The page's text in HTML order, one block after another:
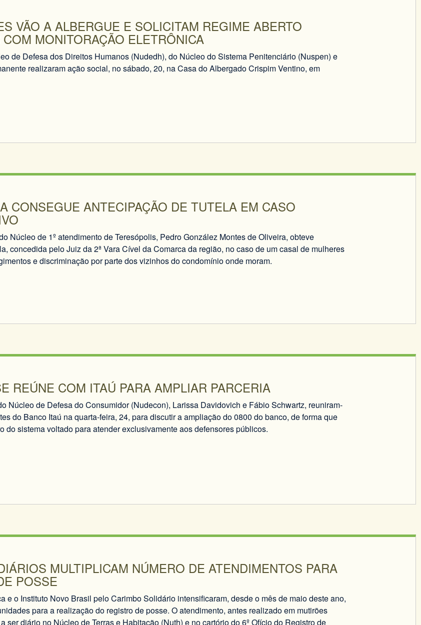
VÃO A ALBERGUE E SOLICITAM REGIME ABERTO
MONITORAÇÃO ELETRÔNICA
de Defesa dos Direitos Humanos (Nudedh), do Núcleo do Sistema Penitenciário (Nuspen) e
realizaram ação social, no sábado, 20, na Casa do Albergado Crispim Ventino, em
CONSEGUE ANTECIPAÇÃO DE TUTELA EM CASO
Núcleo de 1º atendimento de Teresópolis, Pedro González Montes de Oliveira, obteve
concedida pelo Juiz da 2ª Vara Cível da Comarca da região, no caso de um casal de mulheres
e discriminação por parte dos vizinhos do condomínio onde moram.
REÚNE COM ITAÚ PARA AMPLIAR PARCERIA
Núcleo de Defesa do Consumidor (Nudecon), Larissa Davidovich e Fábio Schwartz, reuniram-
do Banco Itaú na quarta-feira, 24, para discutir a ampliação do 0800 do banco, de forma que
do sistema voltado para atender exclusivamente aos defensores públicos.
MULTIPLICAM NÚMERO DE ATENDIMENTOS PARA
POSSE
e o Instituto Novo Brasil pelo Carimbo Solidário intensificaram, desde o mês de maio deste ano,
para a realização do registro de posse. O atendimento, antes realizado em mutirões
ser diário no Núcleo de Terras e Habitação (Nuth) e no cartório do 6º Ofício do Registro de